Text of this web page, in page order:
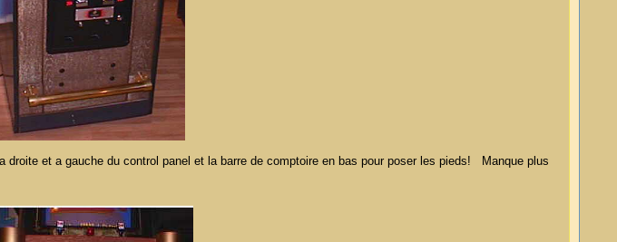
droite et a gauche du control panel et la barre de comptoire en bas pour poser les pieds! Manque plus